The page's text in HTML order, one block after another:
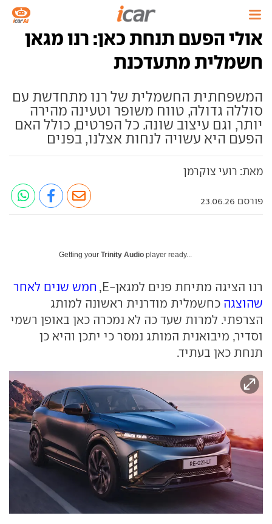
אולי הפעם תנחת כאן: רנו מגאן
חשמלית מתעדכנת
המשפחתית החשמלית של רנו מתחדשת עם
סוללה גדולה, טווח משופר וטעינה מהירה
יותר, וגם עיצוב שונה. כל הפרטים, כולל האם
הפעם היא עשויה לנחות אצלנו, בפנים
מאת: רועי צוקרמן
פורסם 23.06.26
Getting your Trinity Audio player ready...
רנו הציגה מתיחת פנים למגאן-E,
חמש שנים לאחר
שהוצגה כחשמלית מודרנית ראשונה למותג
הצרפתי. למרות שעד כה לא נמכרה כאן באופן רשמי
וסדיר, מיבואנית המותג נמסר כי יתכן והיא כן
תנחת כאן בעתיד.